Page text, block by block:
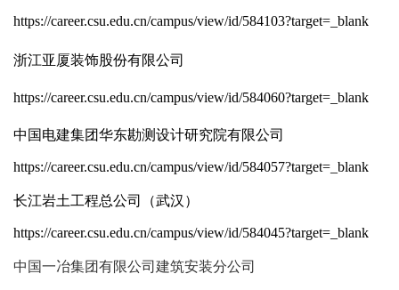
https://career.csu.edu.cn/campus/view/id/584103?target=_blank
浙江亚厦装饰股份有限公司
https://career.csu.edu.cn/campus/view/id/584060?target=_blank
中国电建集团华东勘测设计研究院有限公司
https://career.csu.edu.cn/campus/view/id/584057?target=_blank
长江岩土工程总公司（武汉）
https://career.csu.edu.cn/campus/view/id/584045?target=_blank
中国一冶集团有限公司建筑安装分公司